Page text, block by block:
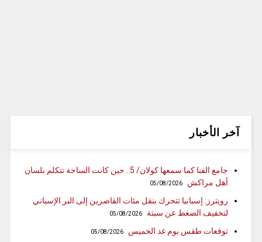
آخر الأخبار
جامع الفنا كما سمعها كولان/ 5.. حين كانت الساحة تتكلم بلسان
أهل مراكش
05/08/2026
رويترز: إسبانيا تتحرك بنقل مئات القاصرين إلى البر الإسباني
لتخفيف الضغط عن سبتة
05/08/2026
توقعات طقس يوم غد الخميس 05/08/2026